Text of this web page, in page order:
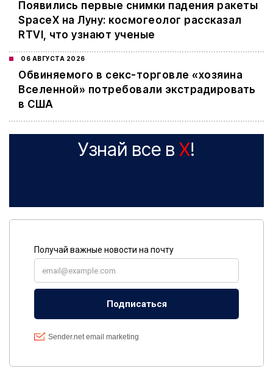
Появились первые снимки падения ракеты
SpaceX на Луну: космогеолог рассказал
RTVI, что узнают ученые
06 АВГУСТА 2026
Обвиняемого в секс-торговле «хозяина
Вселенной» потребовали экстрадировать
в США
Узнай все в X!